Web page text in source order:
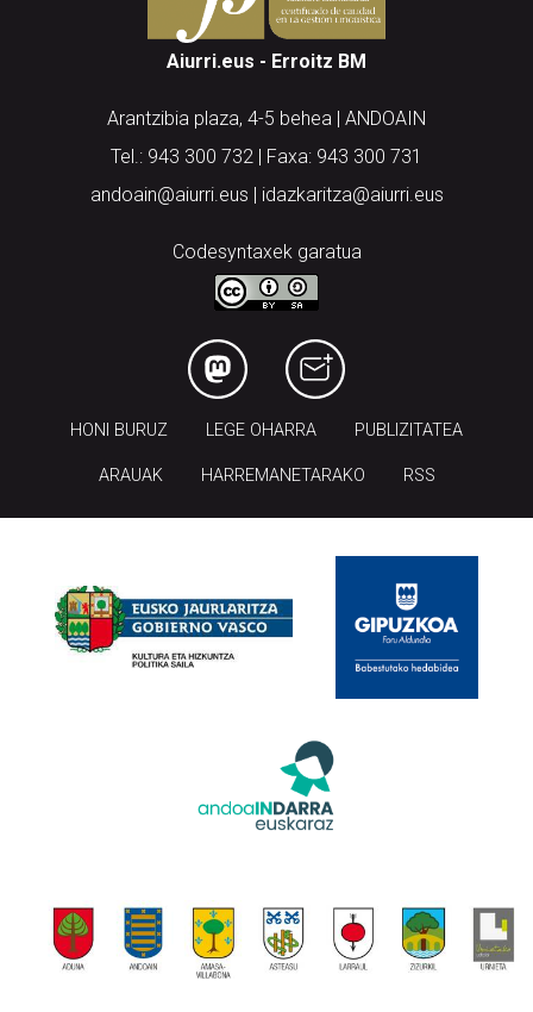
Aiurri.eus - Erroitz BM
Arantzibia plaza, 4-5 behea | ANDOAIN
Tel.: 943 300 732 | Faxa: 943 300 731
andoain@aiurri.eus | idazkaritza@aiurri.eus
Codesyntaxek garatua
HONI BURUZ LEGE OHARRA PUBLIZITATEA
ARAUAK HARREMANETARAKO RSS